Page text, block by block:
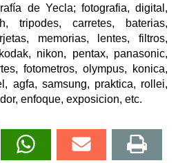
de Yecla; fotografia, digital,
tripodes, carretes, baterias,
memorias, lentes, filtros,
nikon, pentax, panasonic,
fotometros, olympus, konica,
agfa, samsung, praktica, rollei,
enfoque, exposicion, etc.